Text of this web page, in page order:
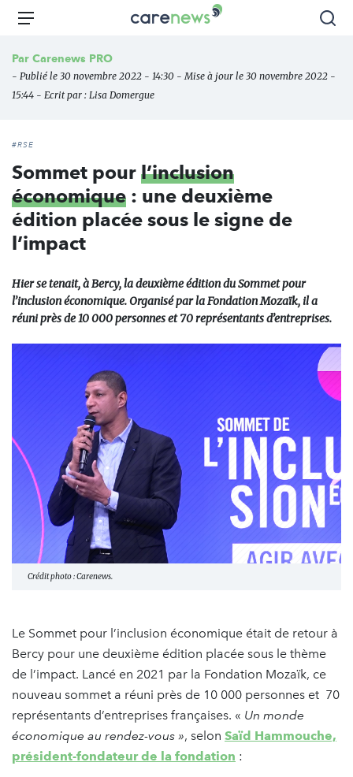
Aller
principal
Carenews,
des
Menu
Par Carenews PRO
- Publié le 30 novembre 2022 - 14:30 - Mise à jour le 30 novembre 2022 -
15:44 - Ecrit par : Lisa Domergue
#RSE
Sommet pour l’inclusion
économique : une deuxième
édition placée sous le signe de
l’impact
Hier se tenait, à Bercy, la deuxième édition du Sommet pour
l’inclusion économique. Organisé par la Fondation Mozaïk, il a
réuni près de 10 000 personnes et 70 représentants d’entreprises.
Crédit photo : Carenews.
Le Sommet pour l’inclusion économique était de retour à
Bercy pour une deuxième édition placée sous le thème
de l’impact. Lancé en 2021 par la Fondation Mozaïk, ce
nouveau sommet a réuni près de 10 000 personnes et 70
représentants d’entreprises françaises. « Un monde
économique au rendez-vous », selon Saïd Hammouche,
président-fondateur de la fondation :